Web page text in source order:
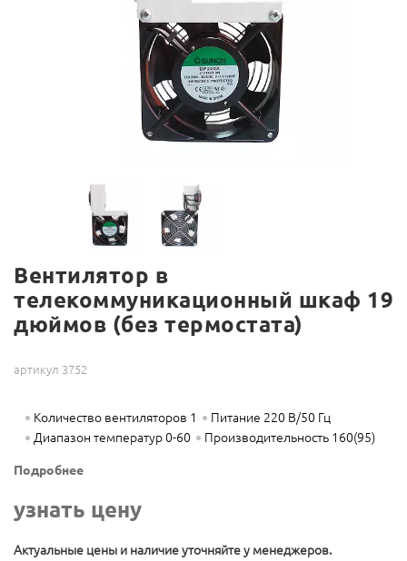
Вентилятор в
телекоммуникационный шкаф 19
дюймов (без термостата)
артикул 3752
Количество вентиляторов 1
Питание 220 В/50 Гц
Диапазон температур 0-60
Производительность 160(95)
Подробнее
узнать цену
Актуальные цены и наличие уточняйте у менеджеров.